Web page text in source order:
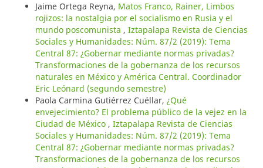
Jaime Ortega Reyna, Matos Franco, Rainer, Limbos
rojizos: la nostalgia por el socialismo en Rusia y el
mundo poscomunista , Iztapalapa Revista de Ciencias
Sociales y Humanidades: Núm. 87/2 (2019): Tema
Central 87: ¿Gobernar mediante normas privadas?
Transformaciones de la gobernanza de los recursos
naturales en México y América Central. Coordinador
Eric Leónard (segundo semestre)
Paola Carmina Gutiérrez Cuéllar, ¿Qué
envejecimiento? El problema público de la vejez en la
Ciudad de México , Iztapalapa Revista de Ciencias
Sociales y Humanidades: Núm. 87/2 (2019): Tema
Central 87: ¿Gobernar mediante normas privadas?
Transformaciones de la gobernanza de los recursos